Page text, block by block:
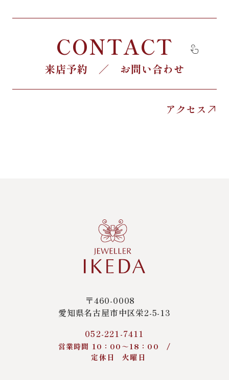
CONTACT
来店予約 ／ お問い合わせ
アクセス
〒460-0008
愛知県名古屋市中区栄2-5-13
052-221-7411
営業時間 10：00～18：00 /
定休日 火曜日